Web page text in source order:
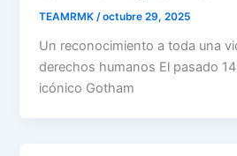
TEAMRMK/octubre 29, 2025
Un reconocimiento a toda una
derechos humanos El pasado
icónico Gotham